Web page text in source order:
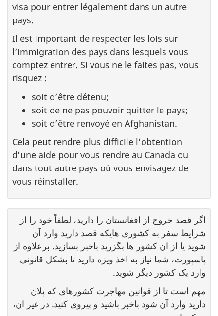
visa pour entrer légalement dans un autre
pays.
Il est important de respecter les lois sur
l’immigration des pays dans lesquels vous
comptez entrer. Si vous ne le faites pas, vous
risquez :
soit d’être détenu;
soit de ne pas pouvoir quitter le pays;
soit d’être renvoyé en Afghanistan.
Cela peut rendre plus difficile l’obtention
d’une aide pour vous rendre au Canada ou
dans tout autre pays où vous envisagez de
vous réinstaller.
اگر قصد خروج از افغانستان را دارید، لطفاً خود را از
شرایط سفر به کشوری هایکه قصد دارید وارد آن
شوید یا از ان کشور ها بگزرید باخبر بسازید. برعلاوه از
پاسپورت، شما نیاز به اخذ ویزه دارید تا بشکل قانونی
وارد یک کشور دیگر شوید.
مهم است تا از قوانین مهاجرت کشورهای که پلان
دارید وارد آن شود باخبر باشید و پیروی کنید. در غیر ان،